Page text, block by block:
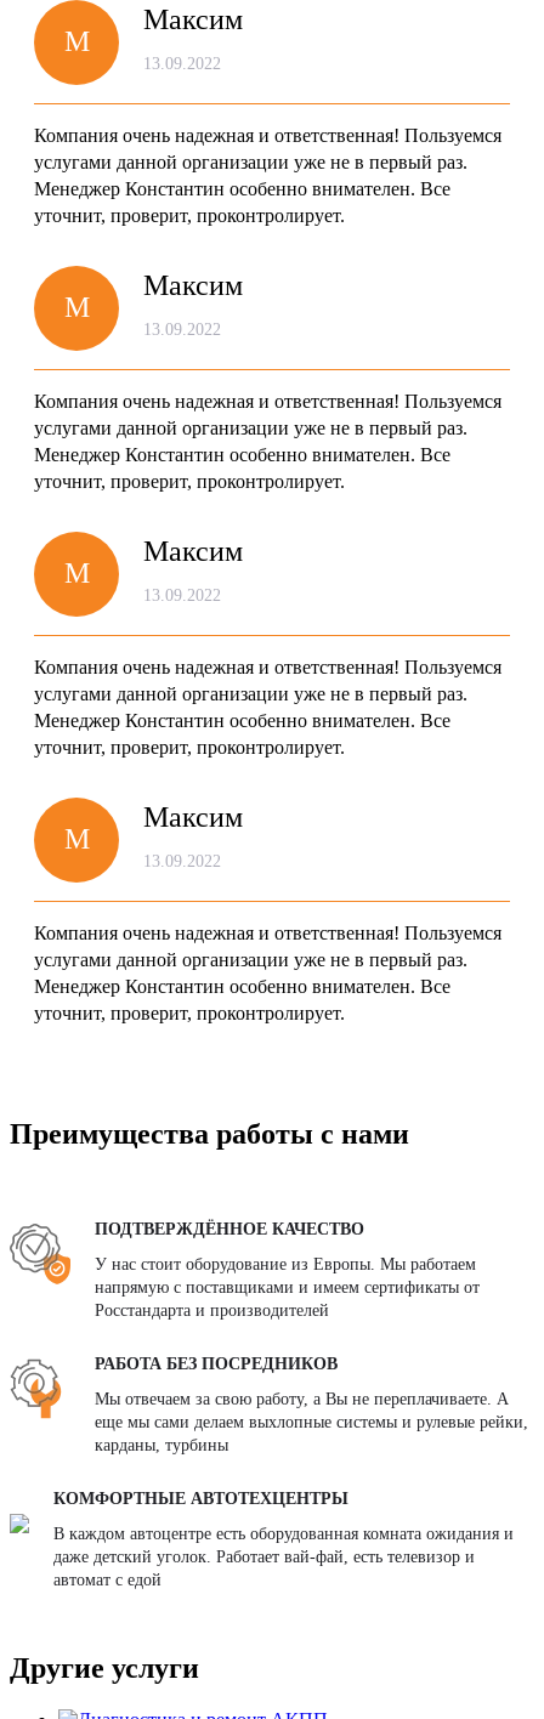
M
Максим
13.09.2022
Компания очень надежная и ответственная! Пользуемся
услугами данной организации уже не в первый раз.
Менеджер Константин особенно внимателен. Все
уточнит, проверит, проконтролирует.
M
Максим
13.09.2022
Компания очень надежная и ответственная! Пользуемся
услугами данной организации уже не в первый раз.
Менеджер Константин особенно внимателен. Все
уточнит, проверит, проконтролирует.
M
Максим
13.09.2022
Компания очень надежная и ответственная! Пользуемся
услугами данной организации уже не в первый раз.
Менеджер Константин особенно внимателен. Все
уточнит, проверит, проконтролирует.
M
Максим
13.09.2022
Компания очень надежная и ответственная! Пользуемся
услугами данной организации уже не в первый раз.
Менеджер Константин особенно внимателен. Все
уточнит, проверит, проконтролирует.
Преимущества работы с нами
ПОДТВЕРЖДЁННОЕ КАЧЕСТВО
У нас стоит оборудование из Европы. Мы работаем
напрямую с поставщиками и имеем сертификаты от
Росстандарта и производителей
РАБОТА БЕЗ ПОСРЕДНИКОВ
Мы отвечаем за свою работу, а Вы не переплачиваете. А
еще мы сами делаем выхлопные системы и рулевые рейки,
карданы, турбины
КОМФОРТНЫЕ АВТОТЕХЦЕНТРЫ
В каждом автоцентре есть оборудованная комната ожидания и
даже детский уголок. Работает вай-фай, есть телевизор и
автомат с едой
Другие услуги